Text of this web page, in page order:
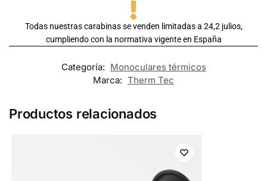
Todas nuestras carabinas se venden limitadas a 24,2 julios,
cumpliendo con la normativa vigente en España
Categoría: Monoculares térmicos
Marca: Therm Tec
Productos relacionados